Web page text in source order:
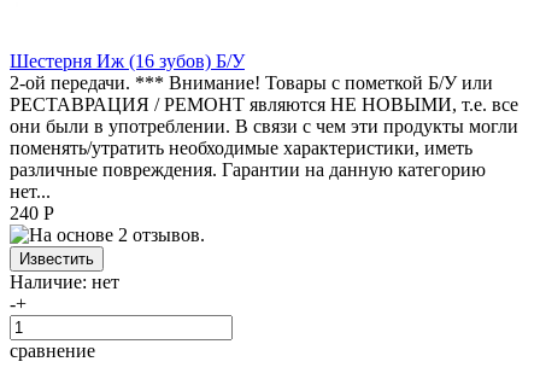
Шестерня Иж (16 зубов) Б/У
2-ой передачи. *** Внимание! Товары с пометкой Б/У или
РЕСТАВРАЦИЯ / РЕМОНТ являются НЕ НОВЫМИ, т.е. все
они были в употреблении. В связи с чем эти продукты могли
поменять/утратить необходимые характеристики, иметь
различные повреждения. Гарантии на данную категорию
нет...
240 Р
Наличие: нет
-+
сравнение